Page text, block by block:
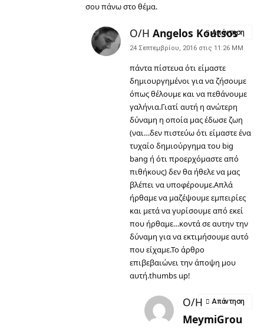
σου πάνω στο θέμα.
Ο/Η Angelos Koutsos
24 Σεπτεμβρίου, 2016 στις 11:26 ΜΜ
πάντα πίστευα ότι είμαστε
δημιουργημένοι για να ζήσουμε
όπως θέλουμε και να πεθάνουμε
γαλήνια.Γιατί αυτή η ανώτερη
δύναμη η οποία μας έδωσε ζωη
(ναι…δεν πιστεύω ότι είμαστε ένα
τυχαίο δημιούργημα του big
bang ή ότι προερχόμαστε από
πιθήκους) δεν θα ήθελε να μας
βλέπει να υποφέρουμε.Απλά
ήρθαμε να μαζέψουμε εμπειρίες
και μετά να γυρίσουμε από εκεί
που ήρθαμε…κοντά σε αυτην την
δύναμη για να εκτιμήσουμε αυτό
που είχαμε.Το άρθρο
επιβεβαιώνει την άποψη μου
αυτή.thumbs up!
Απάντηση
Ο/Η
MeymiGrou
Απάντηση